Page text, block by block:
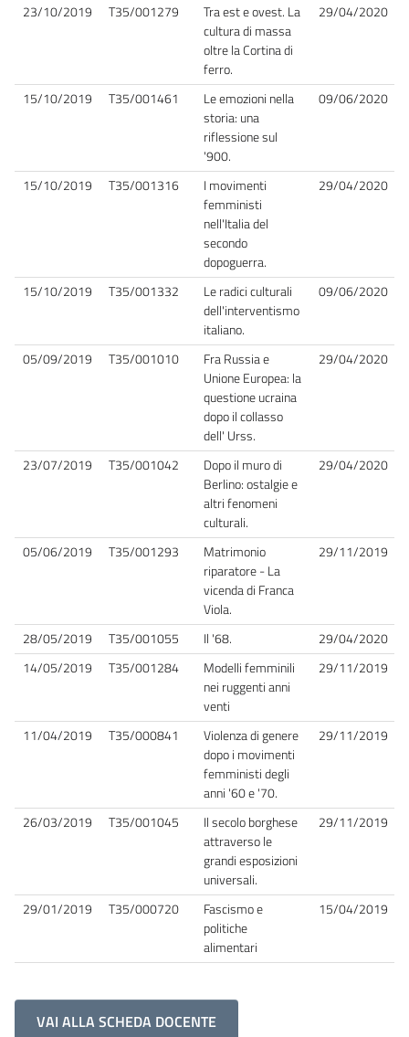
23/10/2019 T35/001279
Tra est e ovest. La
cultura di massa
oltre la Cortina di
ferro.
29/04/2020
15/10/2019 T35/001461
Le emozioni nella
storia: una
riflessione sul
'900.
09/06/2020
15/10/2019 T35/001316
I movimenti
femministi
nell'Italia del
secondo
dopoguerra.
29/04/2020
15/10/2019 T35/001332
Le radici culturali
dell'interventismo
italiano.
09/06/2020
05/09/2019 T35/001010
Fra Russia e
Unione Europea: la
questione ucraina
dopo il collasso
dell' Urss.
29/04/2020
23/07/2019 T35/001042
Dopo il muro di
Berlino: ostalgie e
altri fenomeni
culturali.
29/04/2020
05/06/2019 T35/001293
Matrimonio
riparatore - La
vicenda di Franca
Viola.
29/11/2019
28/05/2019 T35/001055 Il '68.
29/04/2020
14/05/2019
T35/001284
Modelli femminili
nei ruggenti anni
venti
29/11/2019
11/04/2019 T35/000841
Violenza di genere
dopo i movimenti
femministi degli
anni '60 e '70.
29/11/2019
26/03/2019 T35/001045
Il secolo borghese
attraverso le
grandi esposizioni
universali.
29/11/2019
29/01/2019 T35/000720
Fascismo e
politiche
alimentari
15/04/2019
VAI ALLA SCHEDA DOCENTE